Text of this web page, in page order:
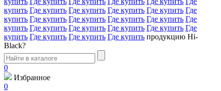
купить Где купить Где купить Где купить Где купить Где
купить Где купить Где купить Где купить Где купить Где
купить Где купить Где купить Где купить Где купить Где
купить Где купить Где купить Где купить продукцию Hi-
Black?
0
Избранное
0